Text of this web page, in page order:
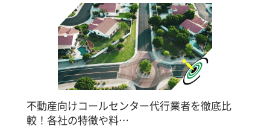
不動産向けコールセンター代行業者を徹底比
較！各社の特徴や料…